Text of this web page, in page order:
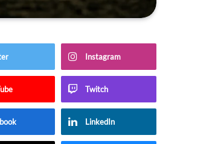
Instagram
Twitch
LinkedIn